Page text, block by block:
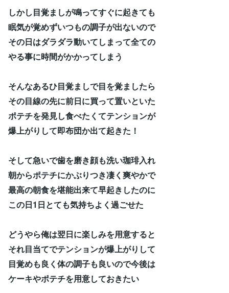
しかし目覚ましが鳴ってすぐに起きても
眠気が覚めずいつもの調子が出ないので
その日はダラダラ動いてしまって全ての
やる事に時間がかかってしまう
そんなあるひ目覚ましで目を覚ましたら
その目線の先に前日に買って置いといた
ポテチを発見し食べたくてテンションが
爆上がりして即布団か出て起きた！
そして急いで歯を磨き顔も洗い珈琲入れ
朝からポテチにかぶりつき凄く爽やかで
最高の朝食を堪能出来て早起きしたのに
この日1日とても気持ちよく過ごせた
どうやら俺は翌日に楽しみを用意すると
それ目当てでテンションが爆上がりして
目覚めも良く体の調子も良いので今後は
ケーキやポテチを用意しておきたい